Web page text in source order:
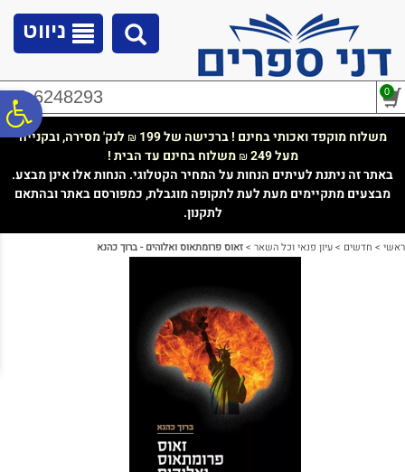
נגישות
ניווט
02-6248293 0
משלוח מוקפד ואכותי בחינם ! ברכישה של 199 ₪ לנק' מסירה, ובקנייה
מעל 249
₪משלוח בחינם עד הבית !
באתר זה ניתנת לעיתים הנחות על המחיר הקטלוגי. הנחות אלו אינן מבצע.
מבצעים מתקיימים מעת לעת לתקופה מוגבלת, כמפורסם באתר ובהתאם
לתקנון.
ראשי > חדשים >עיון פנאי וכל השאר >זאוס פרומתאוס ואלוהים - ברוך כהנא